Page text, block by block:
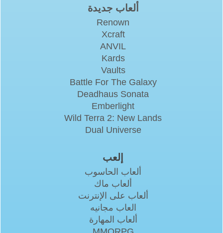
ألعاب جديدة
Renown
Xcraft
ANVIL
Kards
Vaults
Battle For The Galaxy
Deadhaus Sonata
Emberlight
Wild Terra 2: New Lands
Dual Universe
إلعب
ألعاب الحاسوب
ألعاب ماك
ألعاب على الإنترنت
العاب مجانيه
ألعاب المهارة